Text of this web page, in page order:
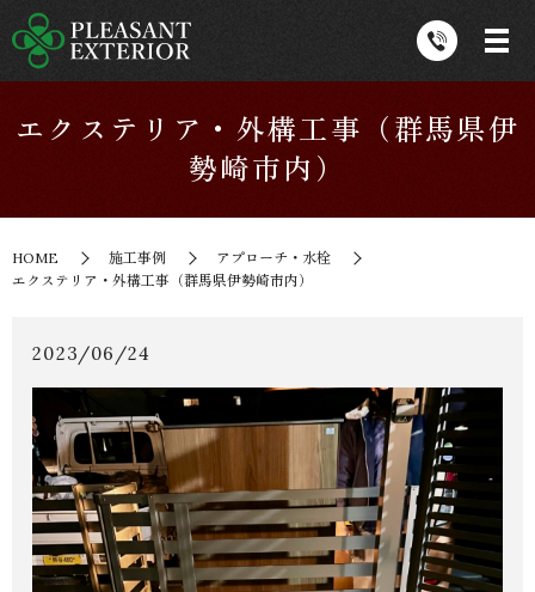
エクステリア・外構工事（群馬県伊
勢崎市内）
HOME 施工事例
アプローチ・水栓
エクステリア・外構工事（群馬県伊勢崎市内）
2023/06/24